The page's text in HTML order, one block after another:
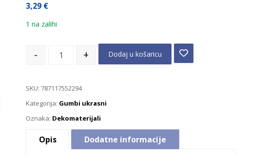
3,29 €
1 na zalihi
- + Dodaj u košaricu
SKU:787117552294
Kategorija: Gumbi ukrasni
Oznaka: Dekomaterijali
Opis Dodatne informacije